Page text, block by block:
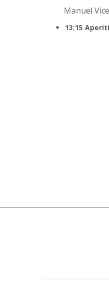
Manuel
13:15